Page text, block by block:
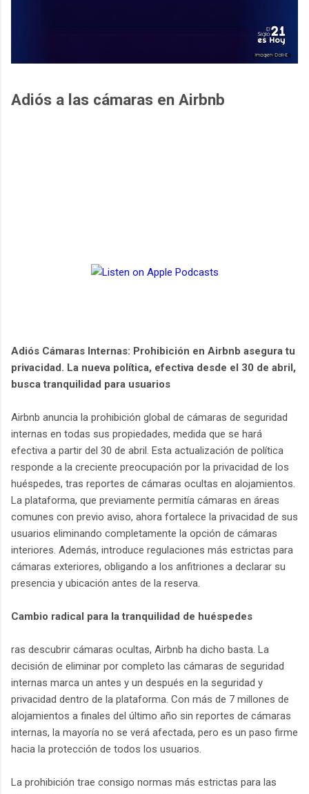
Adiós a las cámaras en Airbnb
Adiós Cámaras Internas: Prohibición en Airbnb asegura tu
privacidad. La nueva política, efectiva desde el 30 de abril,
busca tranquilidad para usuarios
Airbnb anuncia la prohibición global de cámaras de seguridad
internas en todas sus propiedades, medida que se hará
efectiva a partir del 30 de abril. Esta actualización de política
responde a la creciente preocupación por la privacidad de los
huéspedes, tras reportes de cámaras ocultas en alojamientos.
La plataforma, que previamente permitía cámaras en áreas
comunes con previo aviso, ahora fortalece la privacidad de sus
usuarios eliminando completamente la opción de cámaras
interiores. Además, introduce regulaciones más estrictas para
cámaras exteriores, obligando a los anfitriones a declarar su
presencia y ubicación antes de la reserva.
Cambio radical para la tranquilidad de huéspedes
ras descubrir cámaras ocultas, Airbnb ha dicho basta. La
decisión de eliminar por completo las cámaras de seguridad
internas marca un antes y un después en la seguridad y
privacidad dentro de la plataforma. Con más de 7 millones de
alojamientos a finales del último año sin reportes de cámaras
internas, la mayoría no se verá afectada, pero es un paso firme
hacia la protección de todos los usuarios.
La prohibición trae consigo normas más estrictas para las